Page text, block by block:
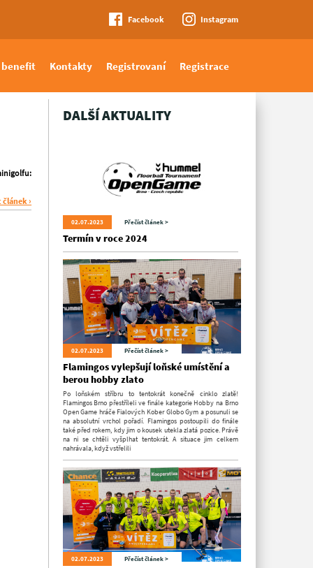
Facebook Instagram
benefit Kontakty Registrovaní Registrace
›
DALŠÍ AKTUALITY
02.07.2023 Přečíst článek >
Termín v roce 2024
02.07.2023 Přečíst článek >
Flamingos vylepšují loňské umístění a
berou hobby zlato
Po loňském stříbru to tentokrát konečně cinklo zlatě!
Flamingos Brno přestříleli ve finále kategorie Hobby na Brno
Open Game hráče Fialových Kober Globo Gym a posunuli se
na absolutní vrchol pořadí. Flamingos postoupili do finále
také před rokem, kdy jim o kousek utekla zlatá pozice. Právě
na ni se chtěli vyšplhat tentokrát. A situace jim celkem
nahrávala, když vstřelili
02.07.2023 Přečíst článek >